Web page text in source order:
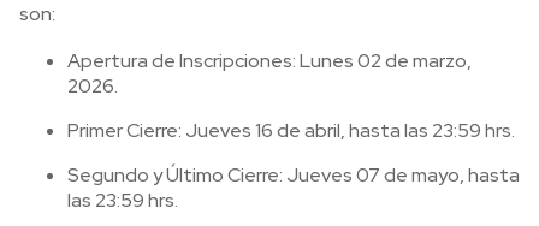
son:
Apertura de Inscripciones: Lunes 02 de marzo,
2026.
Primer Cierre: Jueves 16 de abril, hasta las 23:59 hrs.
Segundo y Último Cierre: Jueves 07 de mayo, hasta
las 23:59 hrs.